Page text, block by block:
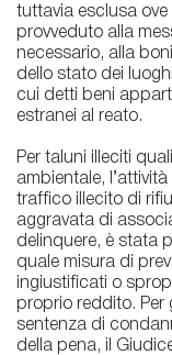
tuttavia esclusa
provveduto alla
necessario, alla
dello stato dei
cui detti beni
estranei al reato.
Per taluni illeciti
ambientale, l’attività
traffico illecito di
aggravata di
delinquere, è stata
quale misura di
ingiustificati o
proprio reddito. Per
sentenza di
della pena, il